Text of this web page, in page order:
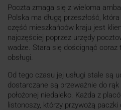
Poczta zmaga się z wieloma
Polska ma długą przeszłość,
część mieszkańców kraju jest
najczęściej poprzez urzędy
wadze. Stara się doścignąć
obsługi.
Od tego czasu jej usługi stale są
dostarczane są przeważnie do
położonej niedaleko. Każda z
listonoszy, którzy przywożą